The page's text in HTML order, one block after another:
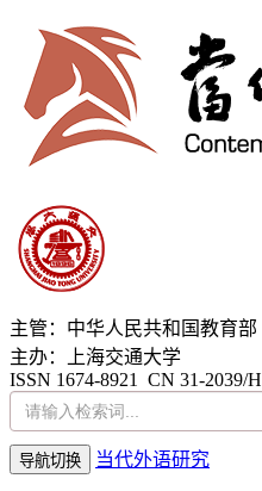
主管：中华人民共和国教育部
主办：上海交通大学
ISSN 1674-8921 CN 31-2039/H
导航切换 当代外语研究